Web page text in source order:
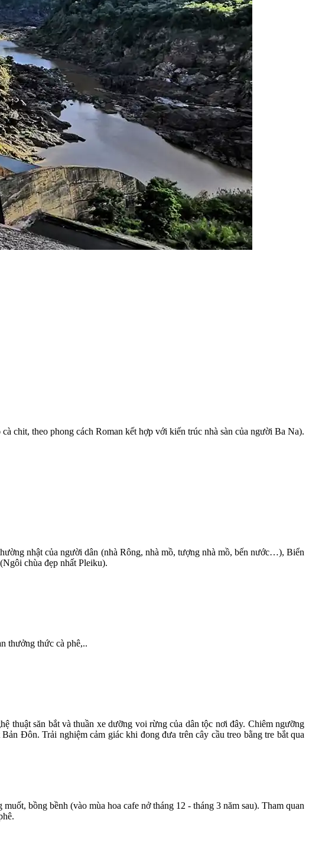
chit, theo phong cách Roman kết hợp với kiến trúc nhà sàn của người Ba Na).
nhật của người dân (nhà Rông, nhà mồ, tượng nhà mồ, bến nước…), Biển
chùa đẹp nhất Pleiku).
thưởng thức cà phê,..
thuật săn bắt và thuần xe dưỡng voi rừng của dân tộc nơi đây. Chiêm ngưỡng
Đôn. Trải nghiệm cảm giác khi đong đưa trên cây cầu treo bằng tre bắt qua
bồng bềnh (vào mùa hoa cafe nở tháng 12 - tháng 3 năm sau). Tham quan